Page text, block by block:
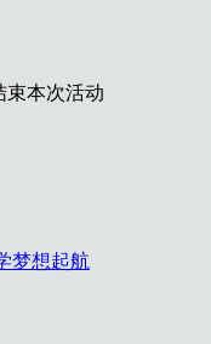
束本次活动
梦想起航